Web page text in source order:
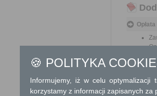
Opłata
Tryb
🍪 POLITYKA
Informujemy, iż w celu optymalizacji
korzystamy z informacji zapisanych